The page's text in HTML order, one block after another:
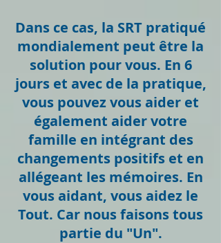
Dans ce cas, la SRT pratiqué
mondialement peut être la
solution pour vous. En 6
jours et avec de la pratique,
vous pouvez vous aider et
également aider votre
famille en intégrant des
changements positifs et en
allégeant les mémoires. En
vous aidant, vous aidez le
Tout. Car nous faisons tous
partie du "Un".